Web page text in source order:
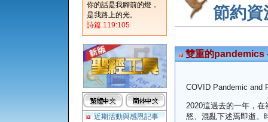
你的話是我腳前的燈，
是我路上的光。
詩篇 119:105
近期活動與感恩記事
節約資
雙重的pandemics
COVID Pandemic and
2020這過去的一年，
怒、混亂下述焉即逝。